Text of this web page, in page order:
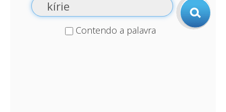
Contendo a palavra